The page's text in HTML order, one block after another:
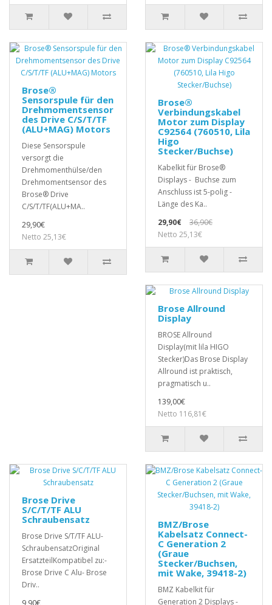
Brose®
Sensorspule für den
Drehmomentsensor
des Drive C/S/T/TF
(ALU+MAG) Motors
Diese Sensorspule
versorgt die
Drehmomenthülse/den
Drehmomentsensor des
Brose® Drive
C/S/T/TF(ALU+MA..
29,90€
Netto 25,13€
Brose®
Verbindungskabel
Motor zum Display
C92564 (760510, Lila
Higo
Stecker/Buchse)
Kabelkit für Brose®
Displays - Buchse zum
Anschluss ist 5-polig -
Länge des Ka..
29,90€
36,90€
Netto 25,13€
Brose Allround
Display
BROSE Allround
Display(mit lila HIGO
Stecker)Das Brose Display
Allround ist praktisch,
pragmatisch u..
139,00€
Netto 116,81€
Brose Drive
S/C/T/TF ALU
Schraubensatz
Brose Drive S/T/TF ALU-
SchraubensatzOriginal
ErsatzteilKompatibel zu:-
Brose Drive C Alu- Brose
Driv..
9,90€
BMZ/Brose
Kabelsatz Connect-
C Generation 2
(Graue
Stecker/Buchsen,
mit Wake, 39418-2)
BMZ Kabelkit für
Generation 2 Displays -